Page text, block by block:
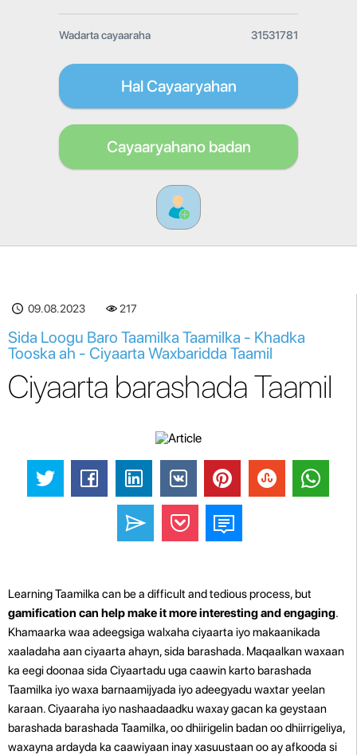
Wadarta cayaaraha 31531781
Hal Cayaaryahan
Cayaaryahano badan
09.08.2023 217
Sida Loogu Baro Taamilka Taamilka - Khadka
Tooska ah - Ciyaarta Waxbaridda Taamil
Ciyaarta barashada Taamil
Learning Taamilka can be a difficult and tedious process, but
gamification can help make it more interesting and engaging.
Khamaarka waa adeegsiga walxaha ciyaarta iyo makaanikada
xaaladaha aan ciyaarta ahayn, sida barashada. Maqaalkan waxaan
ka eegi doonaa sida Ciyaartadu uga caawin karto barashada
Taamilka iyo waxa barnaamijyada iyo adeegyadu waxtar yeelan
karaan. Ciyaaraha iyo nashaadaadku waxay gacan ka geystaan ​​
barashada barashada Taamilka, oo dhiirigelin badan oo dhiirrigeliya,
waxayna ardayda ka caawiyaan inay xasuustaan ​​oo ay afkooda si